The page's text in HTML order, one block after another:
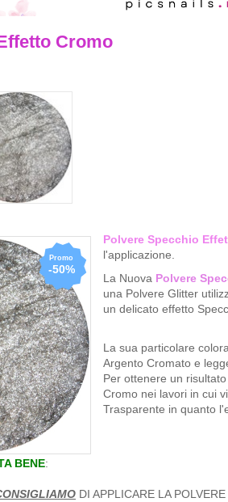
Cromo
-50%
Polvere Specchio
l'applicazione.
La Nuova Polvere
una Polvere Glitter
un delicato effetto
La sua particolare
Argento Cromato e
Per ottenere un
Cromo nei lavori in cui
Trasparente in quanto
BENE:
DI APPLICARE LA